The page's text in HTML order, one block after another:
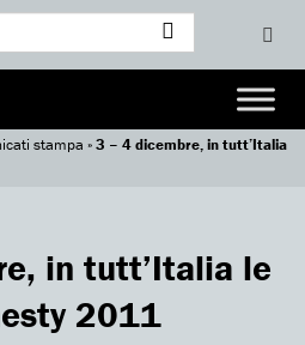
stampa »3 – 4 dicembre, in tutt’Italia
in tutt’Italia le
2011